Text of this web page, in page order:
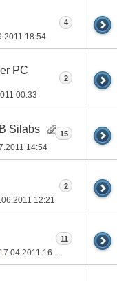
18:54
4
PC
00:33
2
Silabs
14:54
15
12:21
2
17.04.2011 16:21
11